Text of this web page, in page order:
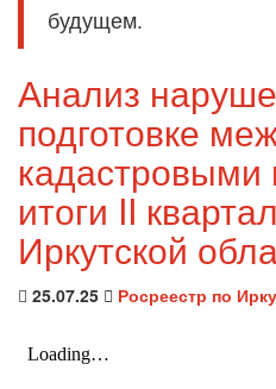
будущем.
Анализ
подготовке
итоги II
Иркутской
25.07.25 Росреестр по